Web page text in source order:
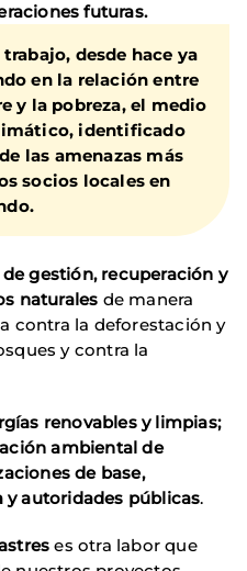
futuras.
desde hace ya
en la relación entre
y la pobreza, el medio
identificado
las amenazas más
socios locales en
gestión, recuperación y
naturales de manera
contra la deforestación y
y contra la
renovables y limpias;
ambiental de
de base,
autoridades públicas.
es otra labor que